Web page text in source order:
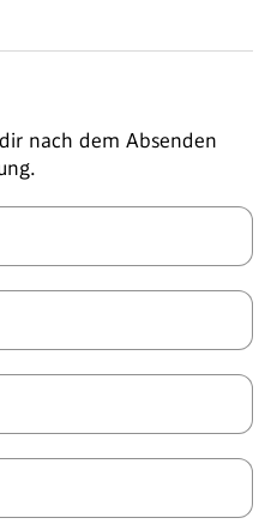
nach dem Absenden